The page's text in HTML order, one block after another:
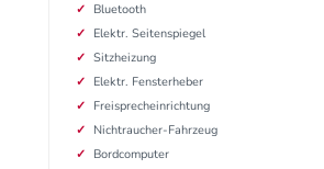
Bluetooth
Elektr. Seitenspiegel
Sitzheizung
Elektr. Fensterheber
Freisprecheinrichtung
Nichtraucher-Fahrzeug
Bordcomputer